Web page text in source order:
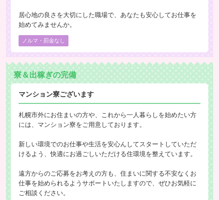
居心地の良さを大切にした職場で、あなたも安心してお仕事を
始めてみませんか。
ノルマ・罰金なし
寮＆出稼ぎの完備
マンション寮ございます
札幌市外にお住まいの方や、これから一人暮らしを始めたい方
には、マンション寮をご用意しております。
新しい環境でのお仕事や生活を安心んしてスタートしていただ
けるよう、快適にお過ごしいただける住環境を整えています。
遠方からのご応募をお考えの方も、住まいに関する不安なくお
仕事を始められるようサポートいたしますので、ぜひお気軽に
ご相談ください。